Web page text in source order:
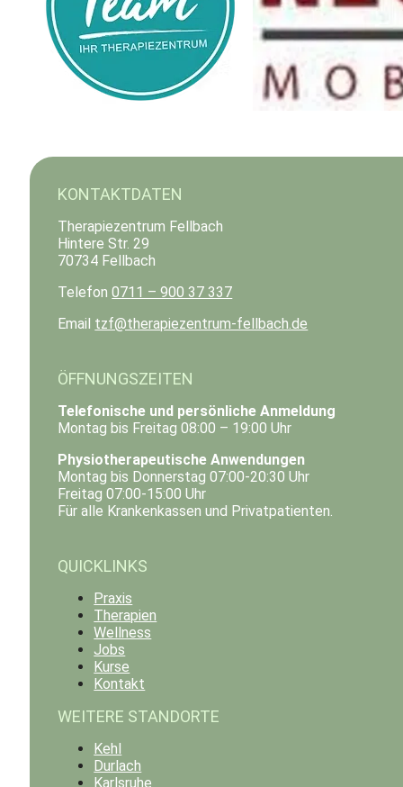
KONTAKTDATEN
Therapiezentrum Fellbach
Hintere Str. 29
70734 Fellbach
Telefon0711 – 900 37 337
Email tzf@therapiezentrum-fellbach.de
ÖFFNUNGSZEITEN
Telefonische und persönliche Anmeldung
Montag bis Freitag 08:00 – 19:00 Uhr
Physiotherapeutische Anwendungen
Montag bis Donnerstag 07:00-20:30 Uhr
Freitag 07:00-15:00 Uhr
Für alle Krankenkassen und Privatpatienten.
QUICKLINKS
Praxis
Therapien
Wellness
Jobs
Kurse
Kontakt
WEITERE STANDORTE
Kehl
Durlach
Karlsruhe